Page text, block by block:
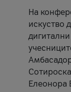
На
искуство
Елеонора